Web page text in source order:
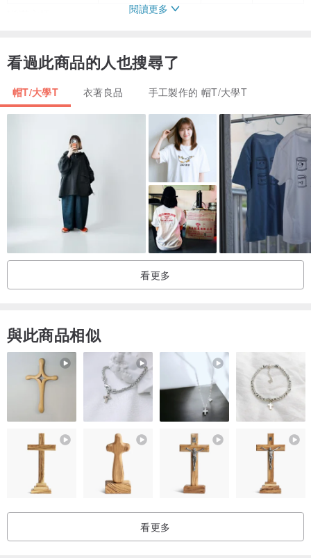
*前開衩設計
*修身版型
-----------------------------------------------------------------
中性版型
-----------------------------------------------------------------
是我們最溫柔的保護色
”Black” is our tender shield.
-----------------------------------------------------------------
#台灣獨立設計品牌
======================================
歡迎追蹤品牌專頁，不定期更新品牌消息!
FB/IG搜尋Gear-CELL
閱讀更多
看過此商品的人也搜尋了
帽T/大學T 衣著良品 手工製作的 帽T/大學T
看更多
與此商品相似
看更多